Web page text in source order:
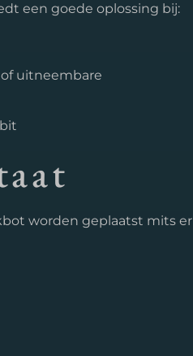
een goede oplossing bij:
uitneembare
worden geplaatst mits er